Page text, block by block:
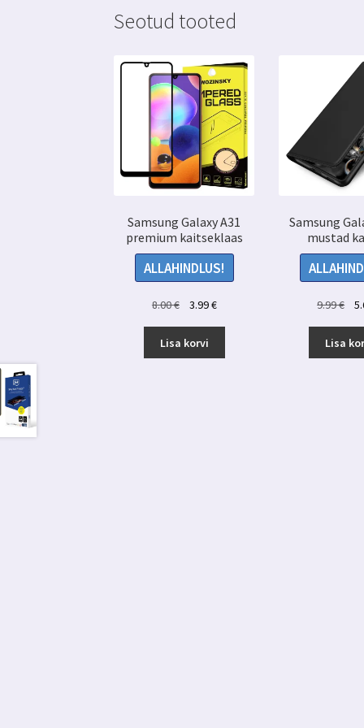
Seotud tooted
Samsung Galaxy A31
premium kaitseklaas
ALLAHINDLUS!
8.00€
Algne
oli:
8.00 €.
3.99€Praegune
3.99 €.
Lisa korvi
Samsung
mustad
9.99€
oli:
Lisa